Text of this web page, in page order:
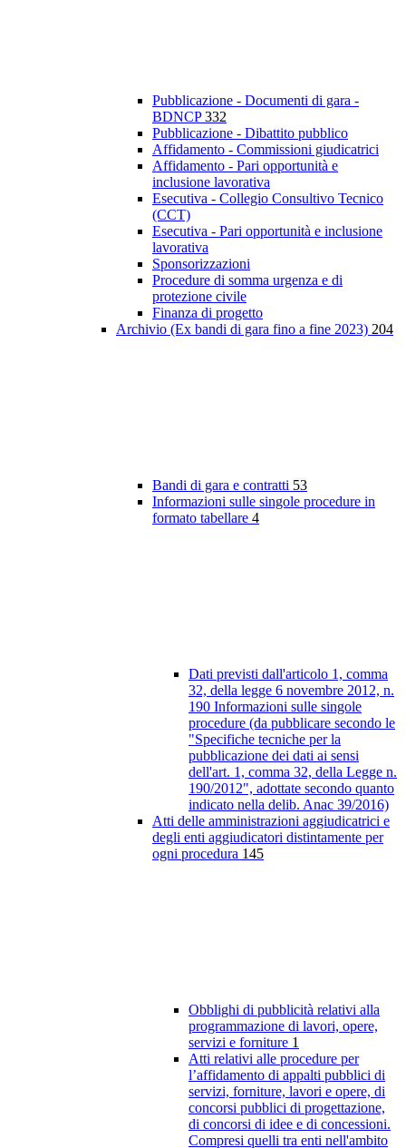
Pubblicazione - Documenti di gara -
BDNCP332
Pubblicazione - Dibattito pubblico
Affidamento - Commissioni giudicatrici
Affidamento - Pari opportunità e
inclusione lavorativa
Esecutiva - Collegio Consultivo Tecnico
(CCT)
Esecutiva - Pari opportunità e inclusione
lavorativa
Sponsorizzazioni
Procedure di somma urgenza e di
protezione civile
Finanza di progetto
Archivio (Ex bandi di gara fino a fine 2023) 204
Bandi di gara e contratti 53
Informazioni sulle singole procedure in
formato tabellare 4
Dati previsti dall'articolo 1, comma
32, della legge 6 novembre 2012, n.
190 Informazioni sulle singole
procedure (da pubblicare secondo le
"Specifiche tecniche per la
pubblicazione dei dati ai sensi
dell'art. 1, comma 32, della Legge n.
190/2012", adottate secondo quanto
indicato nella delib. Anac 39/2016)
Atti delle amministrazioni aggiudicatrici e
degli enti aggiudicatori distintamente per
ogni procedura 145
Obblighi di pubblicità relativi alla
programmazione di lavori, opere,
servizi e forniture 1
Atti relativi alle procedure per
l’affidamento di appalti pubblici di
servizi, forniture, lavori e opere, di
concorsi pubblici di progettazione,
di concorsi di idee e di concessioni.
Compresi quelli tra enti nell'ambito